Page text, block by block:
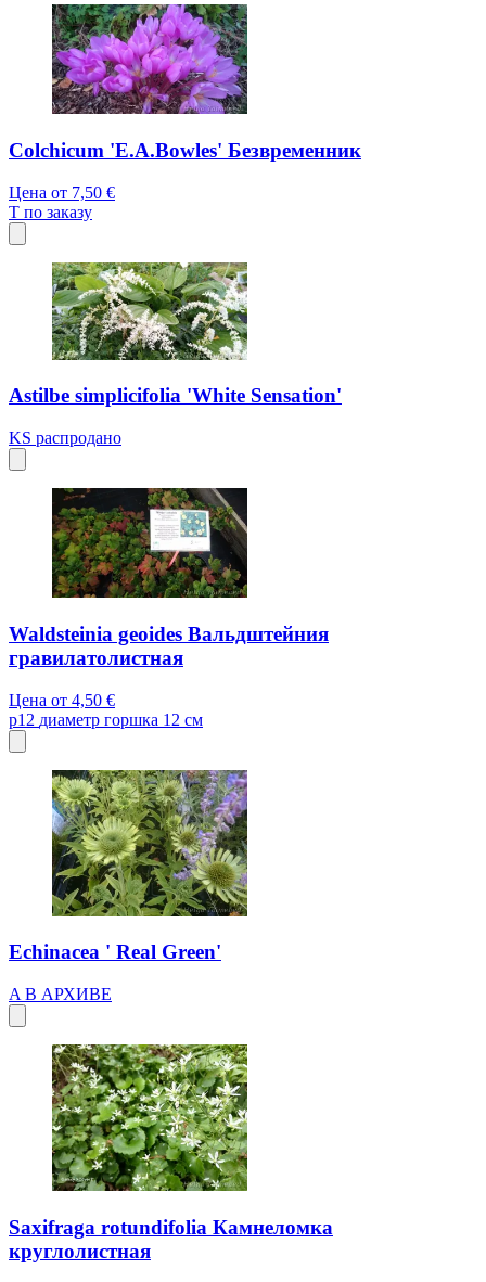
Colchicum 'E.A.Bowles' Безвременник
Цена от 7,50 €
T по заказу
Astilbe simplicifolia 'White Sensation'
KS распродано
Waldsteinia geoides Вальдштейния
гравилатолистная
Цена от 4,50 €
p12 диаметр горшка 12 см
Echinacea ' Real Green'
A В АРХИВЕ
Saxifraga rotundifolia Камнеломка
круглолистная